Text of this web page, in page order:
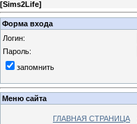
[Sims2Life]
Форма входа
Логин:
Пароль:
запомнить
Меню сайта
ГЛАВНАЯ СТРАНИЦА